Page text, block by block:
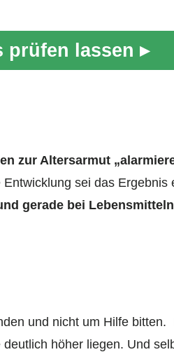
prüfen lassen ▸
zur Altersarmut
sei das Ergebnis
gerade bei
und nicht um Hilfe bitten.
höher liegen. Und